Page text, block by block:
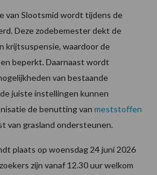
van Slootsmid wordt tijdens de
Deze zodebemester dekt de
krijtsuspensie, waardoor de
beperkt. Daarnaast wordt
van bestaande
juiste instellingen kunnen
de benutting van meststoffen
van grasland ondersteunen.
plaats op woensdag 24 juni 2026
zijn vanaf 12.30 uur welkom